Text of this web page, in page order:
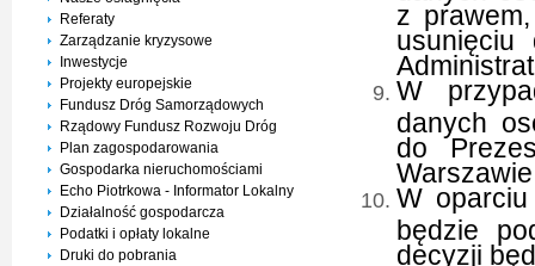
Referaty
Zarządzanie kryzysowe
Inwestycje
Projekty europejskie
Fundusz Dróg Samorządowych
Rządowy Fundusz Rozwoju Dróg
Plan zagospodarowania
Gospodarka nieruchomościami
Echo Piotrkowa - Informator Lokalny
Działalność gospodarcza
Podatki i opłaty lokalne
Druki do pobrania
z
usunięciu
W
danych
do
W
będzie
decyzji